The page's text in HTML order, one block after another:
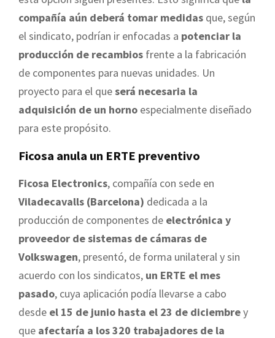
compañía aún deberá tomar medidas que, según
el sindicato, podrían ir enfocadas a potenciar la
producción de recambios frente a la fabricación
de componentes para nuevas unidades. Un
proyecto para el queserá necesaria la
adquisición de un horno especialmente diseñado
para este propósito.
Ficosa anula un ERTE preventivo
Ficosa Electronics, compañía con sede en
Viladecavalls (Barcelona) dedicada a la
producción de componentes de electrónica y
proveedor de sistemas de cámaras de
Volkswagen, presentó, de forma unilateral y sin
acuerdo con los sindicatos, un ERTE el mes
pasado, cuya aplicación podía llevarse a cabo
desde el 15 de junio hasta el 23 de diciembrey
que afectaría a los 320 trabajadores de la